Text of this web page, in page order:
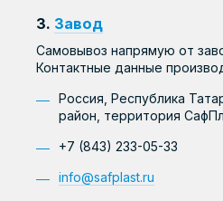
3. Завод
Самовывоз напрямую от
Контактные данные
Россия, Республика
район, территория
+7 (843) 233-05-33
info@safplast.ru